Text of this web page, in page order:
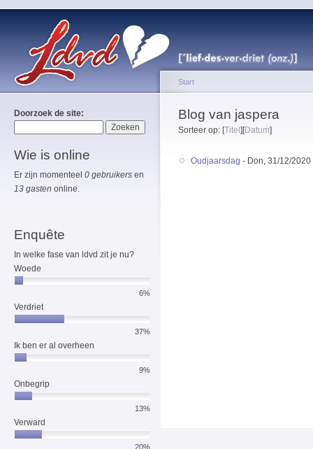
Doorzoek de site:
Wie is online
Er zijn momenteel 0 gebruikers en
13 gasten online.
Enquête
In welke fase van ldvd zit je nu?
Woede
6%
Verdriet
37%
Ik ben er al overheen
9%
Onbegrip
13%
Verward
20%
Start
Blog van jaspera
Sorteer op: [Titel ][Datum]
Oudjaarsdag - Don, 31/12/2020